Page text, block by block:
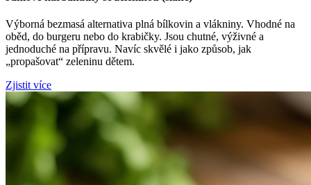
Výborná bezmasá alternativa plná bílkovin a vlákniny. Vhodné na
oběd, do burgeru nebo do krabičky. Jsou chutné, výživné a
jednoduché na přípravu. Navíc skvělé i jako způsob, jak
„propašovat“ zeleninu dětem.
Zjistit více